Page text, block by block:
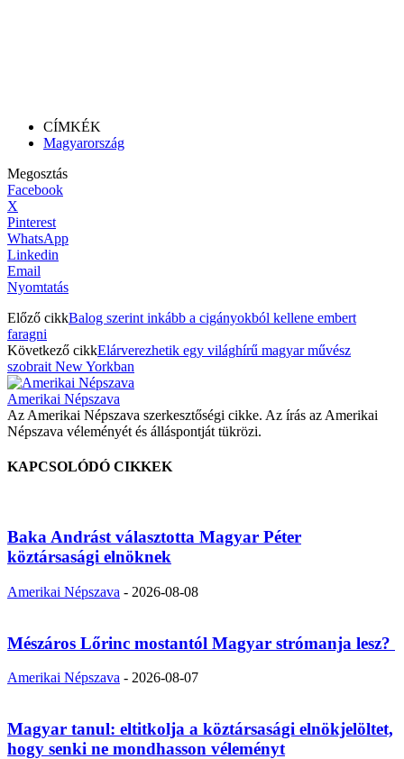
CÍMKÉK
Magyarország
Megosztás
Facebook
X
Pinterest
WhatsApp
Linkedin
Email
Nyomtatás
Előző cikkBalog szerint inkább a cigányokból kellene embert
faragni
Következő cikkElárverezhetik egy világhírű magyar művész
szobrait New Yorkban
Amerikai Népszava
Az Amerikai Népszava szerkesztőségi cikke. Az írás az Amerikai
Népszava véleményét és álláspontját tükrözi.
KAPCSOLÓDÓ CIKKEK
Baka Andrást választotta Magyar Péter
köztársasági elnöknek
Amerikai Népszava - 2026-08-08
Mészáros Lőrinc mostantól Magyar strómanja lesz?
Amerikai Népszava - 2026-08-07
Magyar tanul: eltitkolja a köztársasági elnökjelöltet,
hogy senki ne mondhasson véleményt